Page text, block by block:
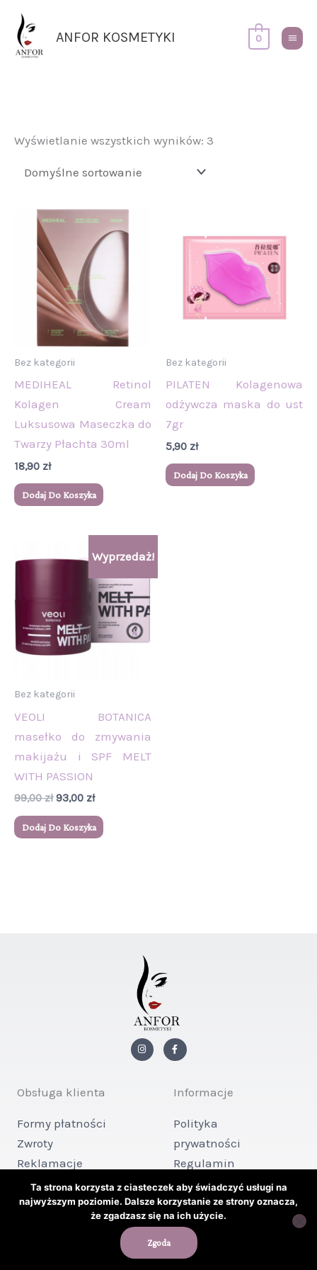
Przejdź
treści
ANFOR KOSMETYKI
Menu
0
Wyświetlanie wszystkich wyników: 3
Bez kategorii
MEDIHEAL Retinol
Kolagen Cream
Luksusowa Maseczka do
Twarzy Płachta 30ml
18,90 zł
Dodaj Do Koszyka
Bez kategorii
PILATEN Kolagenowa
odżywcza maska do ust
7gr
5,90 zł
Dodaj Do Koszyka
Wyprzedaż!
Bez kategorii
VEOLI BOTANICA
masełko do zmywania
makijażu i SPF MELT
WITH PASSION
99,00zł
cena
93,00 zł
cena
93,00 zł.
Dodaj Do Koszyka
I
n
s
F
a
c
o
o
f
Obsługa klienta
Formy płatności
Zwroty
Reklamacje
Kontakt
Informacje
Polityka
prywatności
Regulamin
sklepu
Copyright © 2026 ANFOR KOSMETYKI
Powered by ANFOR KOSMETYKI
Ta strona korzysta z ciasteczek aby świadczyć usługi na
najwyższym poziomie. Dalsze korzystanie ze strony oznacza,
że zgadzasz się na ich użycie.
Zgoda